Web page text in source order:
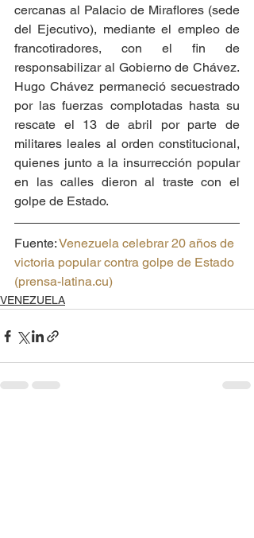
cercanas al Palacio de Miraflores (sede
del Ejecutivo), mediante el empleo de
francotiradores, con el fin de
responsabilizar al Gobierno de Chávez.
Hugo Chávez permaneció secuestrado
por las fuerzas complotadas hasta su
rescate el 13 de abril por parte de
militares leales al orden constitucional,
quienes junto a la insurrección popular
en las calles dieron al traste con el
golpe de Estado.
Fuente: Venezuela celebrar 20 años de
victoria popular contra golpe de Estado
(prensa-latina.cu)
VENEZUELA